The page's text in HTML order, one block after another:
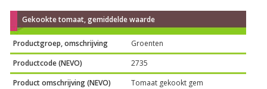
Gekookte tomaat, gemiddelde waarde
Productgroep, omschrijving
Groenten
Productcode (NEVO)
2735
Product omschrijving (NEVO)
Tomaat gekookt gem